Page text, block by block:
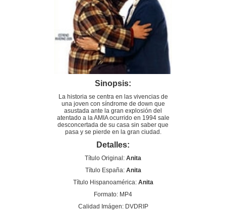
Sinopsis:
La historia se centra en las vivencias de
una joven con síndrome de down que
asustada ante la gran explosión del
atentado a la AMIA ocurrido en 1994 sale
desconcertada de su casa sin saber que
pasa y se pierde en la gran ciudad.
Detalles:
Título Original: Anita
Título España: Anita
Título Hispanoamérica: Anita
Formato: MP4
Calidad Imágen: DVDRIP